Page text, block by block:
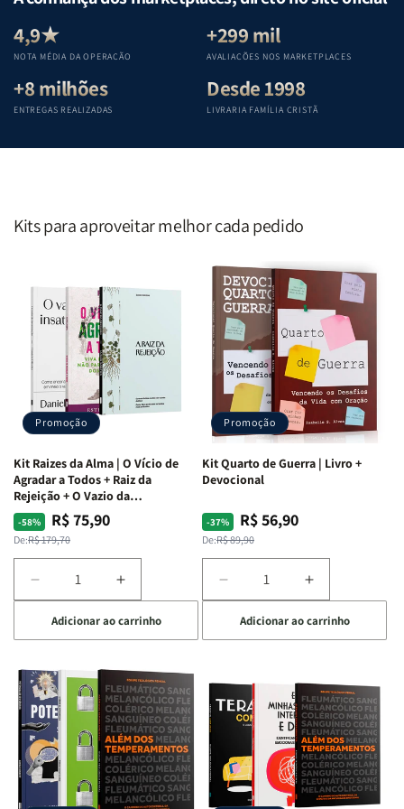
Equipe
Teológica
Penkal
Equipe
Penkal
Equipe
Teológica
Penkal
Equipe
4,9★
NOTA MÉDIA DA OPERAÇÃO
+299 mil
AVALIAÇÕES NOS MARKETPLACES
+8 milhões
ENTREGAS REALIZADAS
Desde 1998
LIVRARIA FAMÍLIA CRISTÃ
Kits para aproveitar melhor cada pedido
Promoção
Kit Raizes da Alma | O Vício de
Agradar a Todos + Raiz da
Rejeição + O Vazio da
Insatisfação.
-58%
Preço
normal
De:R$ 179,70
Preço
promocional
R$ 75,90
Diminuir
a
quantidade
de
Raizes
da
Alma
|
O
Vício
Aumentar
a
quantidade
de
Raizes
da
Alma
|
O
Vício
de
Adicionar ao carrinho
Promoção
Kit Quarto de Guerra | Livro +
Devocional
-37%
Preço
normal
De:R$ 89,90
Preço
promocional
R$ 56,90
Diminuir
a
quantidade
de
Quarto
de
Guerra
Livro
+
Devocional
Aumentar
a
quantidade
de
Quarto
de
Guerra
|
Livro
+
Devocional
Adicionar ao carrinho